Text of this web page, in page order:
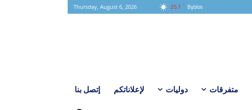
25.7 C Byblos
Thursday, August 6, 2026
متفرقات دوليات لإعلاناتكم إتصل بنا